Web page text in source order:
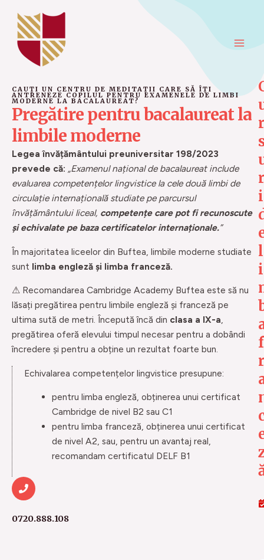
content
CAUȚI UN CENTRU DE MEDITAȚII CARE SĂ ÎȚI
ANTRENEZE COPILUL PENTRU EXAMENELE DE LIMBI
MODERNE LA BACALAUREAT?
Pregătire pentru bacalaureat la
limbile moderne
Legea învățământului preuniversitar 198/2023
prevede că: „Examenul național de bacalaureat include
evaluarea competențelor lingvistice la cele două limbi de
circulație internațională studiate pe parcursul
învățământului liceal, competențe care pot fi recunoscute
și echivalate pe baza certificatelor internaționale.”
În majoritatea liceelor din Buftea, limbile moderne studiate
sunt limba engleză și limba franceză.
⚠ Recomandarea Cambridge Academy Buftea este să nu
lăsați pregătirea pentru limbile engleză și franceză pe
ultima sută de metri. Începută încă din clasa a IX-a,
pregătirea oferă elevului timpul necesar pentru a dobândi
încredere și pentru a obține un rezultat foarte bun.
Echivalarea competențelor lingvistice presupune:
pentru limba engleză, obținerea unui certificat
Cambridge de nivel B2 sau C1
pentru limba franceză, obținerea unui certificat
de nivel A2, sau, pentru un avantaj real,
recomandam certificatul DELF B1
0720.888.108
r
r
i
l
i
f
r
c